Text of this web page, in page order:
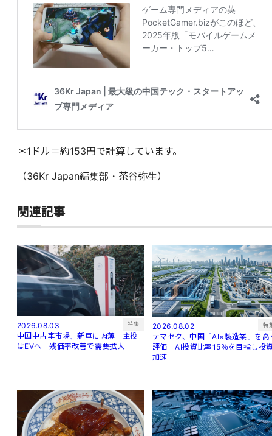
＊1ドル＝約153円で計算しています。
（36Kr Japan編集部・茶谷弥生）
関連記事
2026.08.03 特集
中国中古車市場、新車に肉薄 主役
はEVへ 残価率改善で需要拡大
2026.08.02 特
テマセク、中国「AI×製造業」を高
評価 AI投資比率15％を目指し投
加速